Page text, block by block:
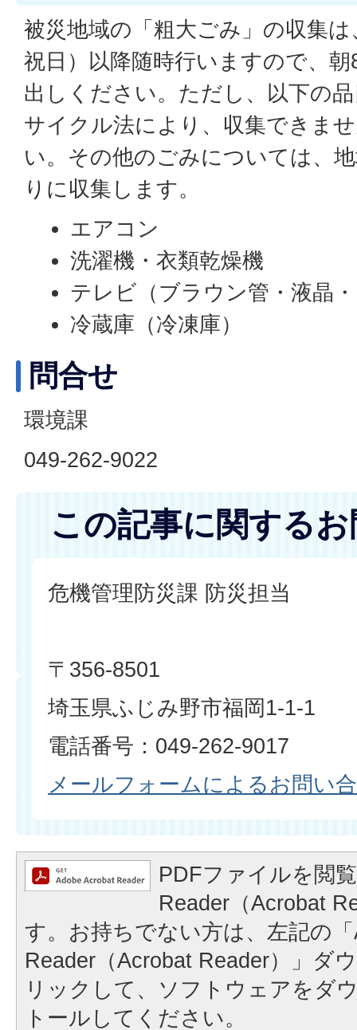
被災地域の「粗大ごみ」の収集
祝日）以降随時行いますので、
出しください。ただし、以下の
サイクル法により、収集できま
い。その他のごみについては、
りに収集します。
エアコン
洗濯機・衣類乾燥機
テレビ（ブラウン管・液晶
冷蔵庫（冷凍庫）
問合せ
環境課
049-262-9022
この記事に関する
危機管理防災課 防災担当
〒356-8501
埼玉県ふじみ野市福岡1-1-1
電話番号：049-262-9017
メールフォームによるお問い
PDFファイルを閲
Reader（Acrobat
す。お持ちでない方は、左記の
Reader（Acrobat Reader）」ダ
リックして、ソフトウェアをダ
トールしてください。